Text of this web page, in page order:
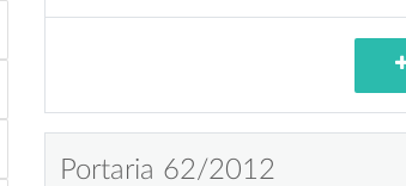
Portaria 62/2012